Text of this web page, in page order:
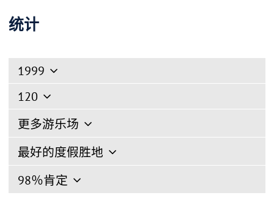
统计
1999
120
更多游乐场
最好的度假胜地
98％肯定